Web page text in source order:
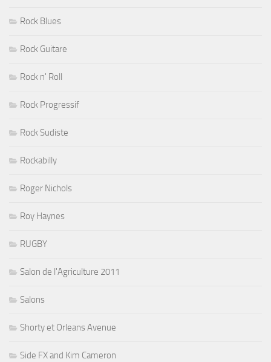
Rock Blues
Rock Guitare
Rock n' Roll
Rock Progressif
Rock Sudiste
Rockabilly
Roger Nichols
Roy Haynes
RUGBY
Salon de l'Agriculture 2011
Salons
Shorty et Orleans Avenue
Side FX and Kim Cameron